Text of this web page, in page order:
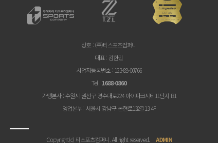
상호 : (주)티스포츠컴퍼니
대표 : 김한민
사업자등록번호 : 123-88-00766
Tel : 1688-0860
가맹본사: 수원시 권선구 경수대로224 아이파크시티11단지 B1
영업본부: 서울시 강남구 논현로132길13 4F
Copyright(c) 티스포츠컴퍼니. All right reserved. ADMIN